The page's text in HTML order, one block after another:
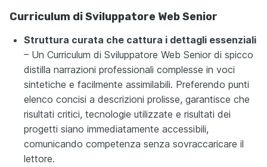
Curriculum di Sviluppatore Web Senior
Struttura curata che cattura i dettagli essenziali
– Un Curriculum di Sviluppatore Web Senior di spicco
distilla narrazioni professionali complesse in voci
sintetiche e facilmente assimilabili. Preferendo punti
elenco concisi a descrizioni prolisse, garantisce che
risultati critici, tecnologie utilizzate e risultati dei
progetti siano immediatamente accessibili,
comunicando competenza senza sovraccaricare il
lettore.